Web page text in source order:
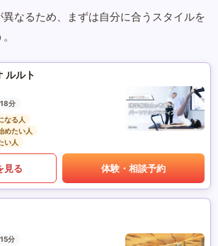
なるため、まずは自分に合うスタイルを
ルルト
分
なる人
めたい人
い人
見る 体験・相談予約
分